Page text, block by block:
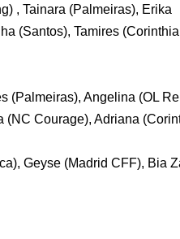
, Tainara (Palmeiras), Erika
(Santos), Tamires
(Palmeiras), Angelina (OL
(NC Courage), Adriana
Geyse (Madrid CFF), Bia